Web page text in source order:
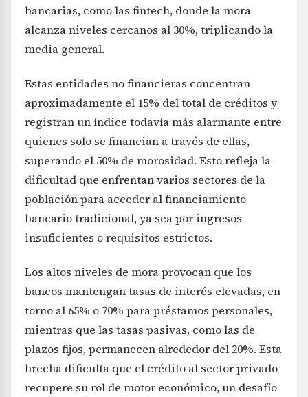
bancarias, como las fintech, donde la mora
alcanza niveles cercanos al 30%, triplicando la
media general.
Estas entidades no financieras concentran
aproximadamente el 15% del total de créditos y
registran un índice todavía más alarmante entre
quienes solo se financian a través de ellas,
superando el 50% de morosidad. Esto refleja la
dificultad que enfrentan varios sectores de la
población para acceder al financiamiento
bancario tradicional, ya sea por ingresos
insuficientes o requisitos estrictos.
Los altos niveles de mora provocan que los
bancos mantengan tasas de interés elevadas, en
torno al 65% o 70% para préstamos personales,
mientras que las tasas pasivas, como las de
plazos fijos, permanecen alrededor del 20%. Esta
brecha dificulta que el crédito al sector privado
recupere su rol de motor económico, un desafío